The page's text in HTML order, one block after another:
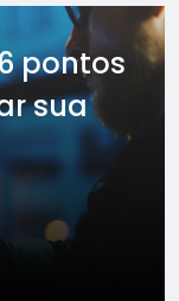
pontos
sua